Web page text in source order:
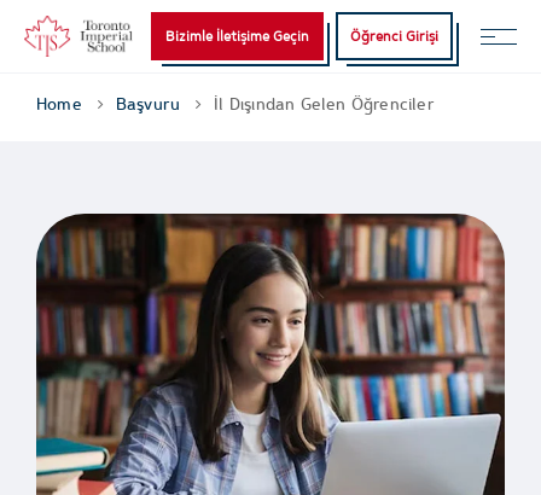
Bizimle İletişime Geçin Öğrenci Girişi
Home Başvuru İl Dışından Gelen Öğrenciler